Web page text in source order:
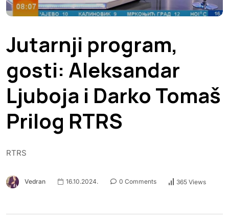
Jutarnji program,
gosti: Aleksandar
Ljuboja i Darko Tomaš
Prilog RTRS
RTRS
Vedran 16.10.2024. 0 Comments 365 Views